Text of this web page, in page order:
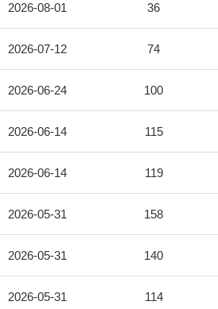
2026-08-01 36
2026-07-12 74
2026-06-24 100
2026-06-14 115
2026-06-14 119
2026-05-31 158
2026-05-31 140
2026-05-31 114